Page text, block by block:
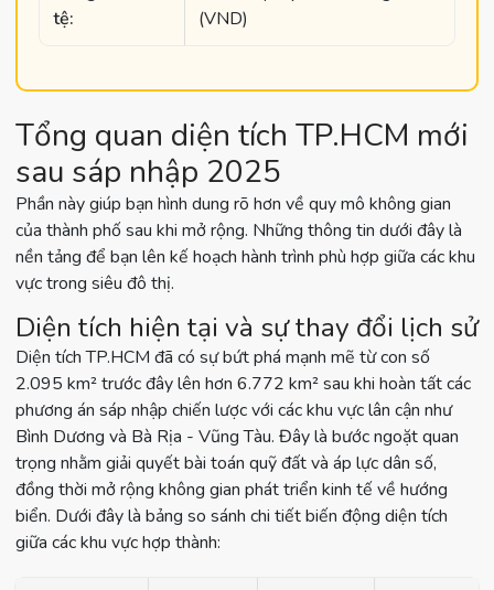
tệ:
(VND)
Tổng quan diện tích TP.HCM mới
sau sáp nhập 2025
Phần này giúp bạn hình dung rõ hơn về quy mô không gian
của thành phố sau khi mở rộng. Những thông tin dưới đây là
nền tảng để bạn lên kế hoạch hành trình phù hợp giữa các khu
vực trong siêu đô thị.
Diện tích hiện tại và sự thay đổi lịch sử
Diện tích TP.HCM đã có sự bứt phá mạnh mẽ từ con số
2.095 km² trước đây lên hơn 6.772 km² sau khi hoàn tất các
phương án sáp nhập chiến lược với các khu vực lân cận như
Bình Dương và Bà Rịa - Vũng Tàu. Đây là bước ngoặt quan
trọng nhằm giải quyết bài toán quỹ đất và áp lực dân số,
đồng thời mở rộng không gian phát triển kinh tế về hướng
biển. Dưới đây là bảng so sánh chi tiết biến động diện tích
giữa các khu vực hợp thành: